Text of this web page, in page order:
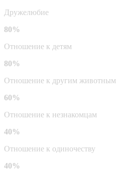
Дружелюбие
80%
Отношение к детям
80%
Отношение к другим животным
60%
Отношение к незнакомцам
40%
Отношение к одиночеству
40%